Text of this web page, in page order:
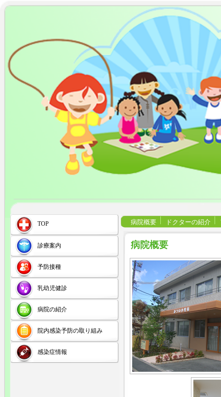
TOP
診療案内
予防接種
乳幼児健診
病院の紹介
院内感染予防の取り組み
感染症情報
病院概要 ドクターの紹介
病院概要